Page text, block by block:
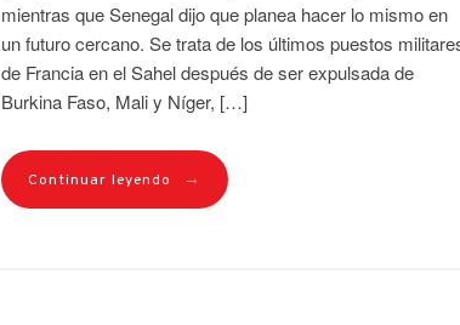
mientras que Senegal dijo que planea hacer lo mismo en
un futuro cercano. Se trata de los últimos puestos
de Francia en el Sahel después de ser expulsada de
Burkina Faso, Mali y Níger, […]
Continuar leyendo →